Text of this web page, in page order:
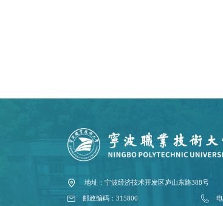
地址：宁波经济技术开发区庐山东路388号
邮政编码：315800